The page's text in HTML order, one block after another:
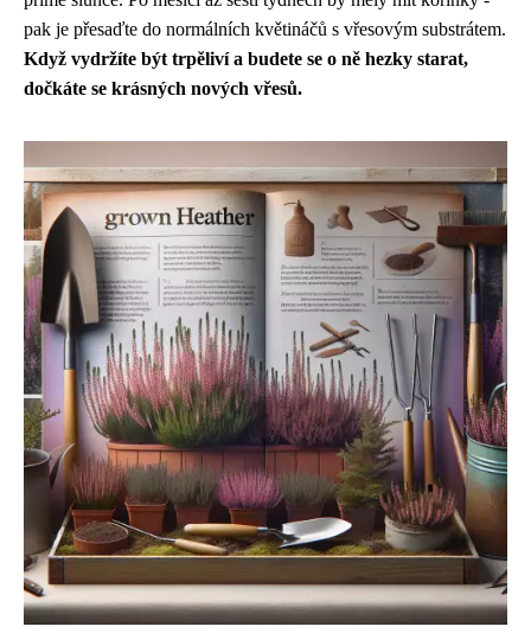
pak je přesaďte do normálních květináčů s vřesovým substrátem.
Když vydržíte být trpěliví a budete se o ně hezky starat,
dočkáte se krásných nových vřesů.